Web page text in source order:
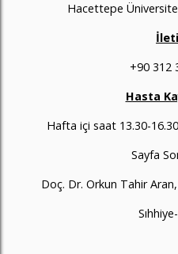
Hacettepe
+90 312
Hasta
Hafta içi saat 13.30-
Sayfa
Doç. Dr. Orkun Tahir